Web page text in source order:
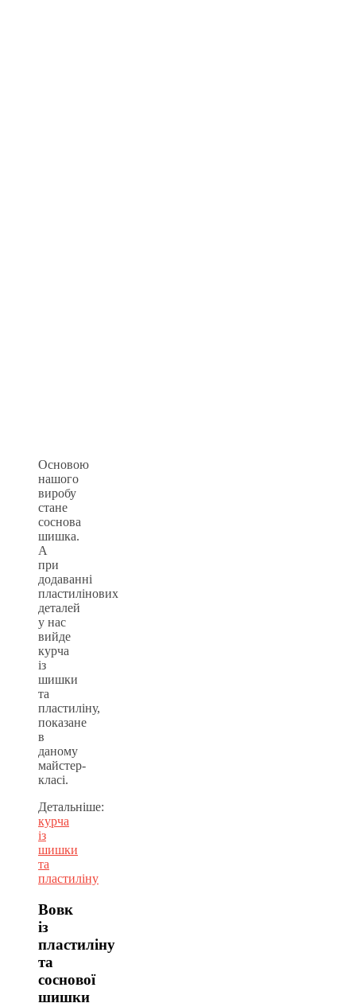
Основою
нашого
виробу
стане
соснова
шишка.
А
при
додаванні
пластилінових
деталей
у нас
вийде
курча
із
шишки
та
пластиліну,
показане
в
даному
майстер-
класі.
Детальніше:
курча
із
шишки
та
пластиліну
Вовк
із
пластиліну
та
соснової
шишки